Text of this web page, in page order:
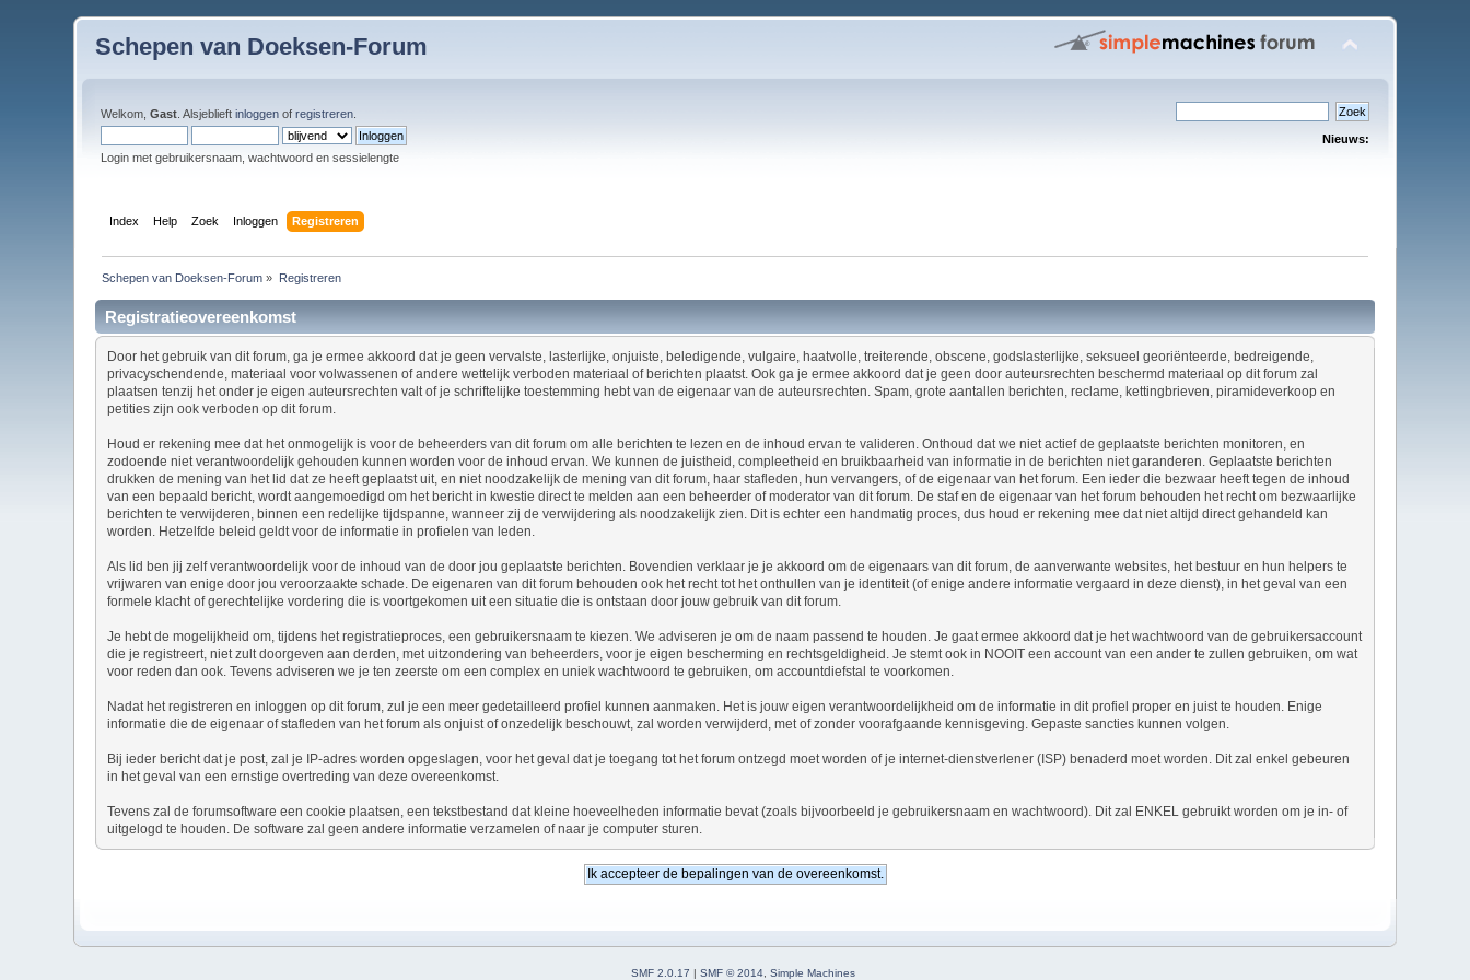
Schepen van Doeksen-Forum
Welkom,Gast . Alsjeblieftinloggen ofregistreren
Login met gebruikersnaam, wachtwoord en sessielengte
Nieuws:
Index Help Zoek Inloggen Registreren
Schepen van Doeksen-Forum » Registreren
Registratieovereenkomst
Door het gebruik van dit forum, ga je ermee akkoord dat je geen vervalste, lasterlijke, onjuiste, beledigende, vulgaire, haatvolle, treiterende, obscene, godslasterlijke, seksueel georiënteerde, bedreigende,
privacyschendende, materiaal voor volwassenen of andere wettelijk verboden materiaal of berichten plaatst. Ook ga je ermee akkoord dat je geen door auteursrechten beschermd materiaal op dit forum zal
plaatsen tenzij het onder je eigen auteursrechten valt of je schriftelijke toestemming hebt van de eigenaar van de auteursrechten. Spam, grote aantallen berichten, reclame, kettingbrieven, piramideverkoop en
petities zijn ook verboden op dit forum.
Houd er rekening mee dat het onmogelijk is voor de beheerders van dit forum om alle berichten te lezen en de inhoud ervan te valideren. Onthoud dat we niet actief de geplaatste berichten monitoren, en
zodoende niet verantwoordelijk gehouden kunnen worden voor de inhoud ervan. We kunnen de juistheid, compleetheid en bruikbaarheid van informatie in de berichten niet garanderen. Geplaatste berichten
drukken de mening van het lid dat ze heeft geplaatst uit, en niet noodzakelijk de mening van dit forum, haar stafleden, hun vervangers, of de eigenaar van het forum. Een ieder die bezwaar heeft tegen de inhoud
van een bepaald bericht, wordt aangemoedigd om het bericht in kwestie direct te melden aan een beheerder of moderator van dit forum. De staf en de eigenaar van het forum behouden het recht om bezwaarlijke
berichten te verwijderen, binnen een redelijke tijdspanne, wanneer zij de verwijdering als noodzakelijk zien. Dit is echter een handmatig proces, dus houd er rekening mee dat niet altijd direct gehandeld kan
worden. Hetzelfde beleid geldt voor de informatie in profielen van leden.
Als lid ben jij zelf verantwoordelijk voor de inhoud van de door jou geplaatste berichten. Bovendien verklaar je je akkoord om de eigenaars van dit forum, de aanverwante websites, het bestuur en hun helpers te
vrijwaren van enige door jou veroorzaakte schade. De eigenaren van dit forum behouden ook het recht tot het onthullen van je identiteit (of enige andere informatie vergaard in deze dienst), in het geval van een
formele klacht of gerechtelijke vordering die is voortgekomen uit een situatie die is ontstaan door jouw gebruik van dit forum.
Je hebt de mogelijkheid om, tijdens het registratieproces, een gebruikersnaam te kiezen. We adviseren je om de naam passend te houden. Je gaat ermee akkoord dat je het wachtwoord van de gebruikersaccount
die je registreert, niet zult doorgeven aan derden, met uitzondering van beheerders, voor je eigen bescherming en rechtsgeldigheid. Je stemt ook in NOOIT een account van een ander te zullen gebruiken, om wat
voor reden dan ook. Tevens adviseren we je ten zeerste om een complex en uniek wachtwoord te gebruiken, om accountdiefstal te voorkomen.
Nadat het registreren en inloggen op dit forum, zul je een meer gedetailleerd profiel kunnen aanmaken. Het is jouw eigen verantwoordelijkheid om de informatie in dit profiel proper en juist te houden. Enige
informatie die de eigenaar of stafleden van het forum als onjuist of onzedelijk beschouwt, zal worden verwijderd, met of zonder voorafgaande kennisgeving. Gepaste sancties kunnen volgen.
Bij ieder bericht dat je post, zal je IP-adres worden opgeslagen, voor het geval dat je toegang tot het forum ontzegd moet worden of je internet-dienstverlener (ISP) benaderd moet worden. Dit zal enkel gebeuren
in het geval van een ernstige overtreding van deze overeenkomst.
Tevens zal de forumsoftware een cookie plaatsen, een tekstbestand dat kleine hoeveelheden informatie bevat (zoals bijvoorbeeld je gebruikersnaam en wachtwoord). Dit zal ENKEL gebruikt worden om je in- of
uitgelogd te houden. De software zal geen andere informatie verzamelen of naar je computer sturen.
SMF 2.0.17 | SMF © 2014 Simple Machines